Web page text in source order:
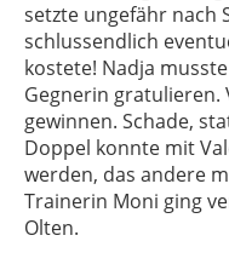
setzte ungefähr nach
schlussendlich
kostete! Nadja
Gegnerin gratulieren.
gewinnen. Schade,
Doppel konnte mit
werden, das andere
Trainerin Moni ging
Olten.